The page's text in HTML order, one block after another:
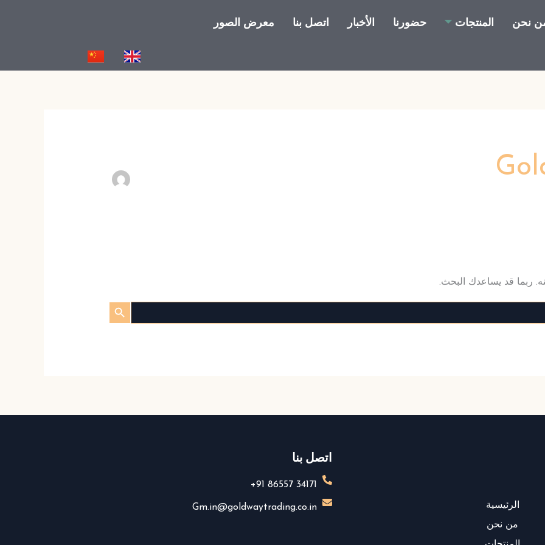
نحن المنتجات حضورنا الأخبار اتصل بنا معرض الصور
ربما قد يساعدك البحث.
الرئيسية
من نحن
اتصل بنا
34171 86557 91+
Gm.in@goldwaytrading.co.in